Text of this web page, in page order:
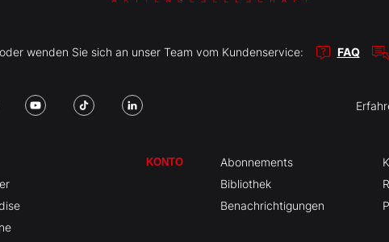
wenden Sie sich an unser Team vom Kundenservice: FAQ
KONTO
Abonnements
Bibliothek
Benachrichtigungen